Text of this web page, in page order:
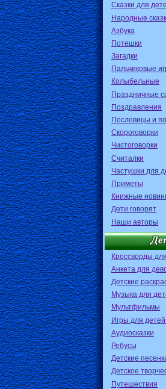
Сказки для
Народные
Азбука
Потешки
Загадки
Пальчиковые
Колыбельные
Праздничные
Поздравления
Пословицы и
Скороговорки
Чистоговорки
Считалки
Частушки для
Приметы
Книжные
Дети говорят
Наши авторы
Кроссворды
Анкета для
Детские
Музыка для
Мультфильмы
Игры для
Аудиосказки
Ребусы
Детские
Детское
Путешествия